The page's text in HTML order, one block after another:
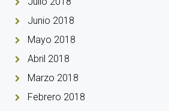
Junio 2018
Mayo 2018
Abril 2018
Marzo 2018
Febrero 2018